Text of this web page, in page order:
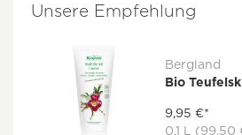
Unsere Empfehlung
Bergland
Bio
9,95 €*
0.1 L (99,50